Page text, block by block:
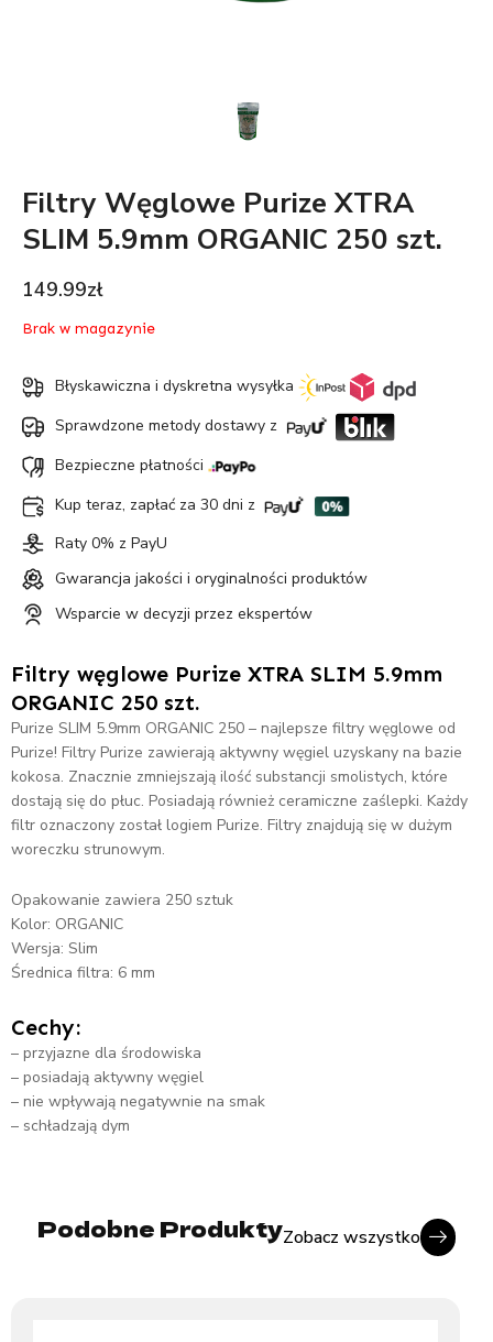
Filtry Węglowe Purize XTRA
SLIM 5.9mm ORGANIC 250 szt.
149.99zł
Brak w magazynie
Błyskawiczna i dyskretna wysyłka
Sprawdzone metody dostawy z
Bezpieczne płatności
Kup teraz, zapłać za 30 dni z
Raty 0% z PayU
Gwarancja jakości i oryginalności produktów
Wsparcie w decyzji przez ekspertów
Filtry węglowe Purize XTRA SLIM 5.9mm
ORGANIC 250 szt.
Purize SLIM 5.9mm ORGANIC 250 – najlepsze filtry węglowe od
Purize! Filtry Purize zawierają aktywny węgiel uzyskany na bazie
kokosa. Znacznie zmniejszają ilość substancji smolistych, które
dostają się do płuc. Posiadają również ceramiczne zaślepki. Każdy
filtr oznaczony został logiem Purize. Filtry znajdują się w dużym
woreczku strunowym.
Opakowanie zawiera 250 sztuk
Kolor: ORGANIC
Wersja: Slim
Średnica filtra: 6 mm
Cechy:
– przyjazne dla środowiska
– posiadają aktywny węgiel
– nie wpływają negatywnie na smak
– schładzają dym
Podobne ProduktyZobacz wszystko